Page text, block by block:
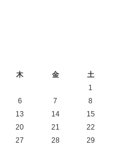
木 金 土
1
6 7
8
13 14
15
20 21
22
27 28
29